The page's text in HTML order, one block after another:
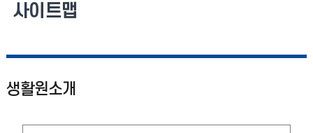
사이트맵
생활원소개